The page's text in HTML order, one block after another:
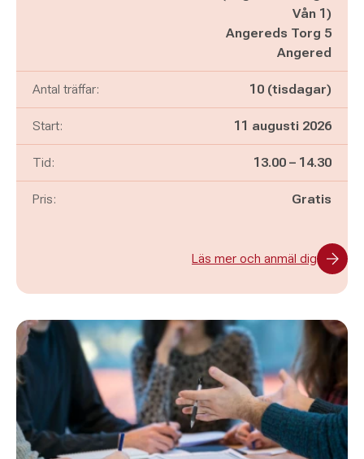
Vån 1)
Angereds Torg 5
Angered
Antal träffar: 10 (tisdagar)
Start: 11 augusti 2026
Tid: Pågår mellan
13.00 – och
14.30
Pris: Gratis
Läs mer och anmäl dig